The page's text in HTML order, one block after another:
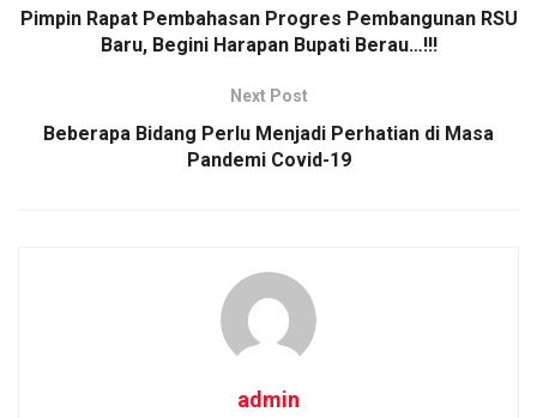
Pimpin Rapat Pembahasan Progres Pembangunan RSU
Baru, Begini Harapan Bupati Berau…!!!
Next Post
Beberapa Bidang Perlu Menjadi Perhatian di Masa
Pandemi Covid-19
admin